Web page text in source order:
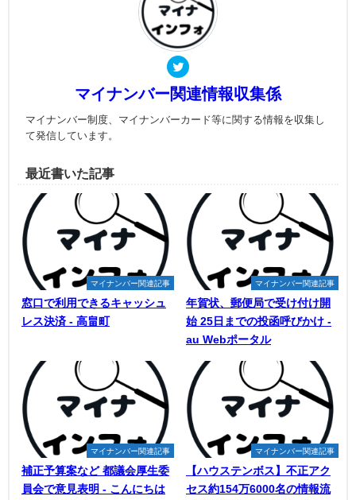
マイナンバー関連情報収集係
マイナンバー制度、マイナンバーカード等に関する情報を収集し
て発信しています。
最近書いた記事
マイナンバー関連記事
窓口で利用できるキャッシュ
レス決済 - 高畠町
マイナンバー関連記事
年賀状、郵便局で受け付け開
始 25日までの投函呼びかけ -
au Webポータル
マイナンバー関連記事
補正予算案など 都議会厚生委
員会で意見表明 - こんにちは
マイナンバー関連記事
【ハウステンボス】不正アク
セス約154万6000名の情報流